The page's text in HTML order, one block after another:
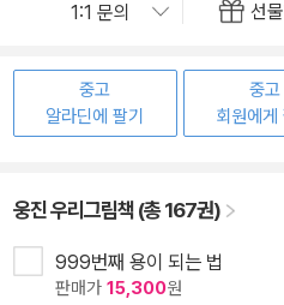
선
중고
알라딘에 팔기
중고
회원에게
웅진 우리그림책 (총 167권)
999번째 용이 되는 법
판매가 15,300원